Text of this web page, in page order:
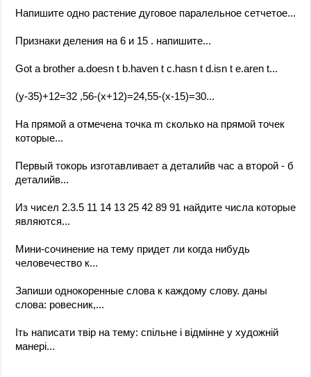
Напишите одно растение дуговое паралельное сетчетое...
Признаки деления на 6 и 15 . напишите...
Got a brother a.doesn t b.haven t c.hasn t d.isn t e.aren t...
(y-35)+12=32 ,56-(x+12)=24,55-(x-15)=30...
На прямой a отмечена точка m сколько на прямой точек
которые...
Первый токорь изготавливает a деталийв час а второй - б
деталийв...
Из чисел 2.3.5 11 14 13 25 42 89 91 найдите числа которые
являются...
Мини-сочинение на тему придет ли когда нибудь
человечество к...
Запиши однокоренные слова к каждому слову. даны
слова: ровесник,...
Іть написати твір на тему: спільне і відмінне у художній
манері...